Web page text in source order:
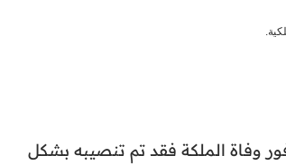
وفاة الملكة فقد تم تنصيبه بشكل